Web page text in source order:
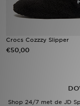
Crocs Cozzzy Slipper
€50,00
Shop 24/7 met de JD
Collecties
Sports